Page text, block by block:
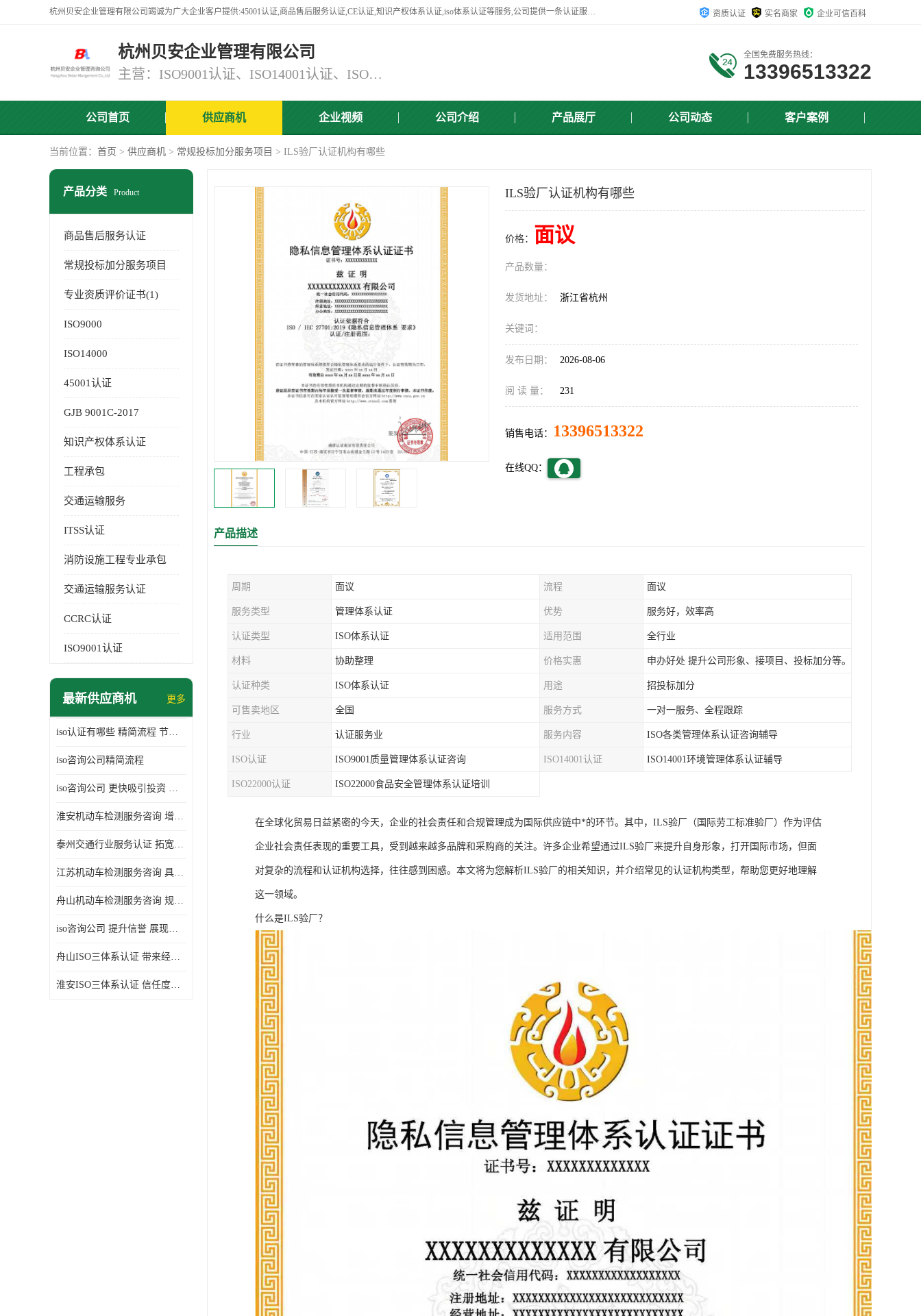
杭州贝安企业管理有限公司竭诚为广大企业客户提供:45001认证,商品售后服务认证,CE认证,知识产权体系认证,iso体系认证等服务,公司提供一条认证服务,方便快捷. 资质认证 实名商家 企业可信百科
杭州贝安企业管理有限公司
主营：ISO9001认证、ISO14001认证、ISO认证、ISO22000认证、ISO/TS16949认证,FSC森林认证
全国免费服务热线：
13396513322
公司首页 供应商机 企业视频 公司介绍 产品展厅 公司动态 客户案例
当前位置： 首页 > 供应商机 > 常规投标加分服务项目 > ILS验厂认证机构有哪些
产品分类 Product
商品售后服务认证
常规投标加分服务项目
专业资质评价证书(1)
ISO9000
ISO14000
45001认证
GJB 9001C-2017
知识产权体系认证
工程承包
交通运输服务
ITSS认证
消防设施工程专业承包
交通运输服务认证
CCRC认证
ISO9001认证
最新供应商机 更多
iso认证有哪些 精简流程 节省企业运营成本
iso咨询公司精简流程
iso咨询公司 更快吸引投资 节省企业运营成本
淮安机动车检测服务咨询 增加竞争力 可获得更多业务机会
泰州交通行业服务认证 拓宽可业务范围 提高客户对企业满意度
江苏机动车检测服务咨询 具有社会效益 是企业综合实力的体现
舟山机动车检测服务咨询 规范管理技术 具备市场竞争能力
iso咨询公司 提升信誉 展现企业文化
舟山ISO三体系认证 带来经济效益 带来可以信赖的良好印象
淮安ISO三体系认证 信任度增加 具备市场竞争能力
ILS验厂认证机构有哪些
价格： 面议
产品数量：
发货地址： 浙江省杭州
关键词：
发布日期： 2026-08-06
阅 读 量： 231
销售电话： 13396513322
在线QQ：
产品描述
周期 面议 流程 面议
服务类型 管理体系认证 优势 服务好，效率高
认证类型 ISO体系认证 适用范围 全行业
材料 协助整理 价格实惠 申办好处 提升公司形象、接项目、投标加分等。
认证种类 ISO体系认证 用途 招投标加分
可售卖地区 全国 服务方式 一对一服务、全程跟踪
行业 认证服务业 服务内容 ISO各类管理体系认证咨询辅导
ISO认证 ISO9001质量管理体系认证咨询 ISO14001认证 ISO14001环境管理体系认证辅导
ISO22000认证 ISO22000食品安全管理体系认证培训
在全球化贸易日益紧密的今天，企业的社会责任和合规管理成为国际供应链中*的环节。其中，ILS验厂（国际劳工标准验厂）作为评估
企业社会责任表现的重要工具，受到越来越多品牌和采购商的关注。许多企业希望通过ILS验厂来提升自身形象，打开国际市场，但面
对复杂的流程和认证机构选择，往往感到困惑。本文将为您解析ILS验厂的相关知识，并介绍常见的认证机构类型，帮助您更好地理解
这一领域。
什么是ILS验厂？